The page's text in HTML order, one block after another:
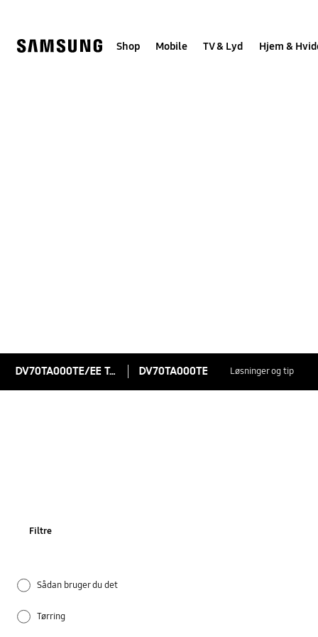
Shop Mobile TV & Lyd Hjem &
DV70TA000TE/EE Tørretumbler, 7 kg DV70TA000TE Løsninger og tip
Filtre
Sådan bruger du det
Tørring